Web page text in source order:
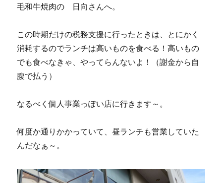
毛和牛焼肉の 日向さんへ。
この時期だけの税務支援に行ったときは、とにかく
消耗するのでランチは高いものを食べる！高いもの
でも食べなきゃ、やってらんないよ！（謝金から自
腹で払う）
なるべく個人事業っぽい店に行きます～。
何度か通りかかっていて、昼ランチも営業していた
んだなぁ～。